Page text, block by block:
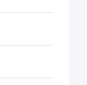
는 우리의 장기적인